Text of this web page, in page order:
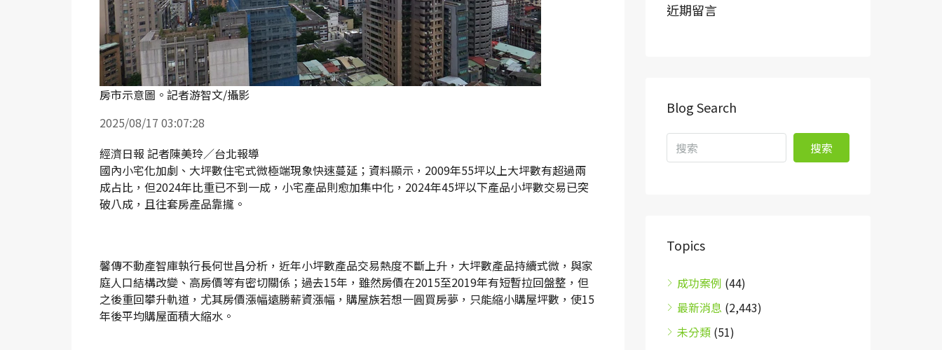
房市示意圖。記者游智文/攝影
2025/08/17 03:07:28
經濟日報 記者陳美玲／台北報導
國內小宅化加劇、大坪數住宅式微極端現象快速蔓延；資料顯示，2009年55坪以上大坪數有超過兩
成占比，但2024年比重已不到一成，小宅產品則愈加集中化，2024年45坪以下產品小坪數交易已突
破八成，且往套房產品靠攏。
馨傳不動產智庫執行長何世昌分析，近年小坪數產品交易熱度不斷上升，大坪數產品持續式微，與家
庭人口結構改變、高房價等有密切關係；過去15年，雖然房價在2015至2019年有短暫拉回盤整，但
之後重回攀升軌道，尤其房價漲幅遠勝薪資漲幅，購屋族若想一圓買房夢，只能縮小購屋坪數，使15
年後平均購屋面積大縮水。
近期留言
Blog Search
搜索
Topics
成功案例 (44)
最新消息 (2,443)
未分類 (51)